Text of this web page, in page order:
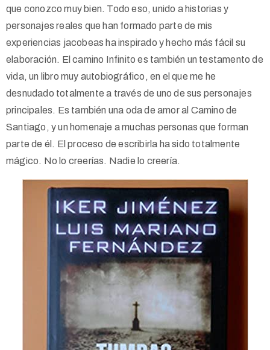
que conozco muy bien. Todo eso, unido a historias y
personajes reales que han formado parte de mis
experiencias jacobeas ha inspirado y hecho más fácil su
elaboración. El camino Infinito es también un testamento de
vida, un libro muy autobiográfico, en el que me he
desnudado totalmente a través de uno de sus personajes
principales. Es también una oda de amor al Camino de
Santiago, y un homenaje a muchas personas que forman
parte de él. El proceso de escribirla ha sido totalmente
mágico. No lo creerías. Nadie lo creería.